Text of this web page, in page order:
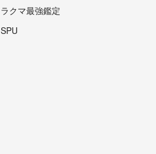
ラクマ最強鑑定
SPU